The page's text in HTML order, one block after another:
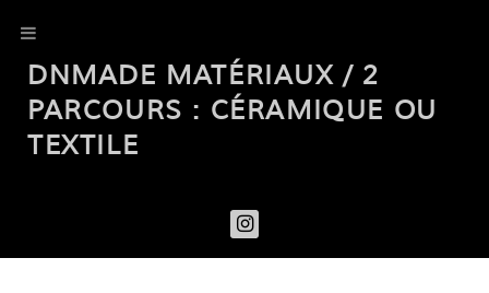
DNMADE MATÉRIAUX / 2
PARCOURS : CÉRAMIQUE OU
TEXTILE